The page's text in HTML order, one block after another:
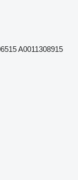
A0011308915